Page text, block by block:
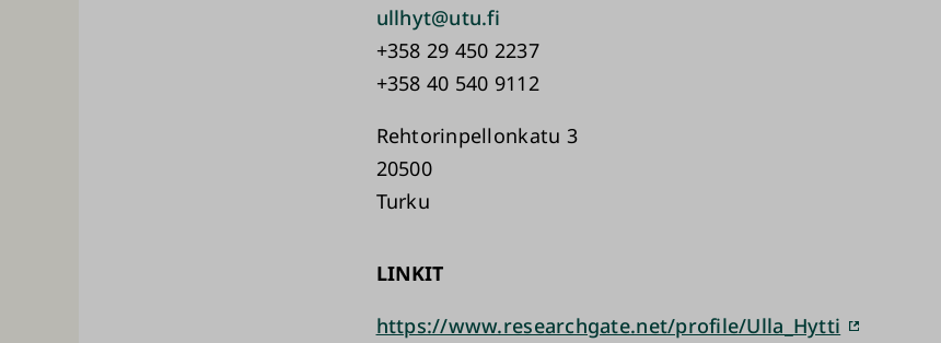
ullhyt@utu.fi
+358 29 450 2237
+358 40 540 9112
Rehtorinpellonkatu 3
20500
Turku
LINKIT
https://www.researchgate.net/profile/Ulla_Hytti